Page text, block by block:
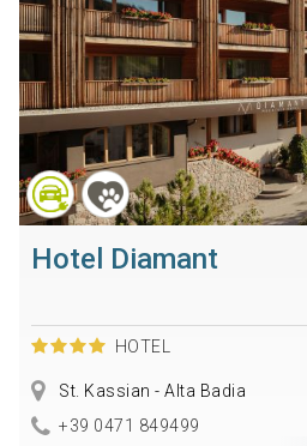
Hotel Diamant
HOTEL
St. Kassian - Alta Badia
+39 0471 849499